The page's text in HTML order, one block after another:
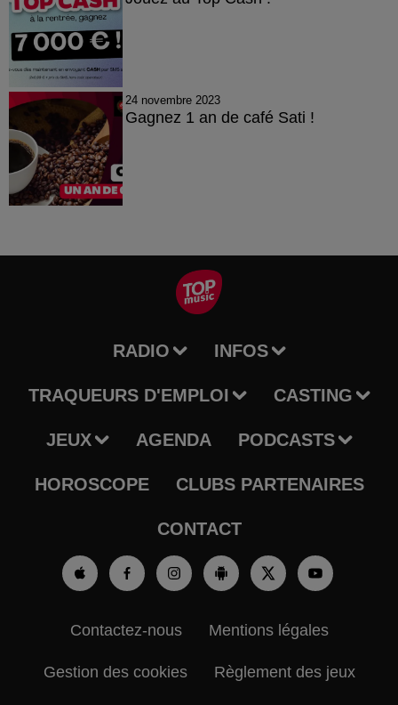
24 novembre 2023
Gagnez 1 an de café Sati !
RADIO INFOS
TRAQUEURS D'EMPLOI CASTING
JEUX AGENDA PODCASTS
HOROSCOPE CLUBS PARTENAIRES
CONTACT
Contactez-nous Mentions légales
Gestion des cookies Règlement des jeux